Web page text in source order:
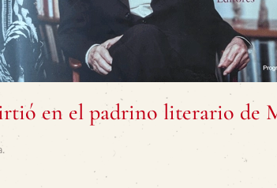
en el padrino literario de
.